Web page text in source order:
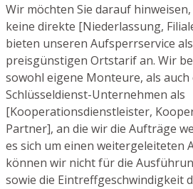
Wir möchten Sie darauf
keine direkte [Niederlassung,
bieten unseren Aufsperrservice
preisgünstigen Ortstarif an. Wir
sowohl eigene Monteure, als
Schlüsseldienst-Unternehmen als
[Kooperationsdienstleister,
Partner], an die wir die Aufträge
es sich um einen weitergeleiteten
können wir nicht für die
sowie die Eintreffgeschwindigkeit